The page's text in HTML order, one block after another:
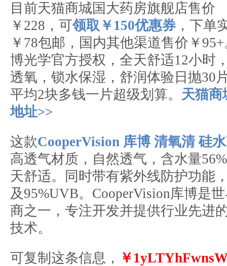
目前天猫商城国大药房旗舰店售价
￥228，可领取￥150优惠券，下单
￥78包邮，国内其他渠道售价￥
博光学官方授权，全天舒适12小时
透氧，锁水保湿，舒润体验日抛30
平均2块多钱一片超级划算。 天猫商
地址>>
这款CooperVision 库博 清氧清 硅
高透气材质，自然透气，含水量
天舒适。同时带有紫外线防护功能
及95%UVB。CooperVision库博是
商之一，专注开发并提供行业先进
技术。
可复制这条信息， ￥